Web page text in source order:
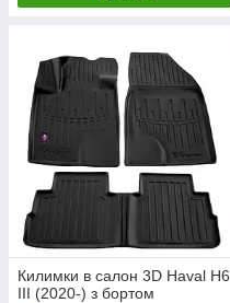
Килимки в салон 3D Haval H6
III (2020-) з бортом